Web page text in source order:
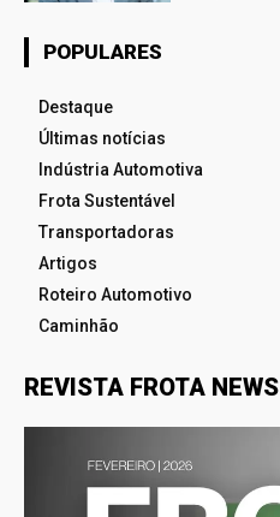
POPULARES
Destaque
Últimas notícias
Indústria Automotiva
Frota Sustentável
Transportadoras
Artigos
Roteiro Automotivo
Caminhão
REVISTA FROTA NEWS